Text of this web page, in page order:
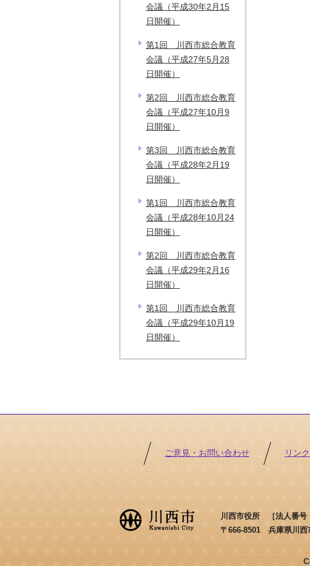
会議（平成30年2月15
日開催）
第1回 川西市総合教育
会議（平成27年5月28
日開催）
第2回 川西市総合教育
会議（平成27年10月9
日開催）
第3回 川西市総合教育
会議（平成28年2月19
日開催）
第1回 川西市総合教育
会議（平成28年10月24
日開催）
第2回 川西市総合教育
会議（平成29年2月16
日開催）
第1回 川西市総合教育
会議（平成29年10月19
日開催）
ご意見・お問い合わせ リン
川西市役所 ［法人番号
〒666-8501 兵庫県川